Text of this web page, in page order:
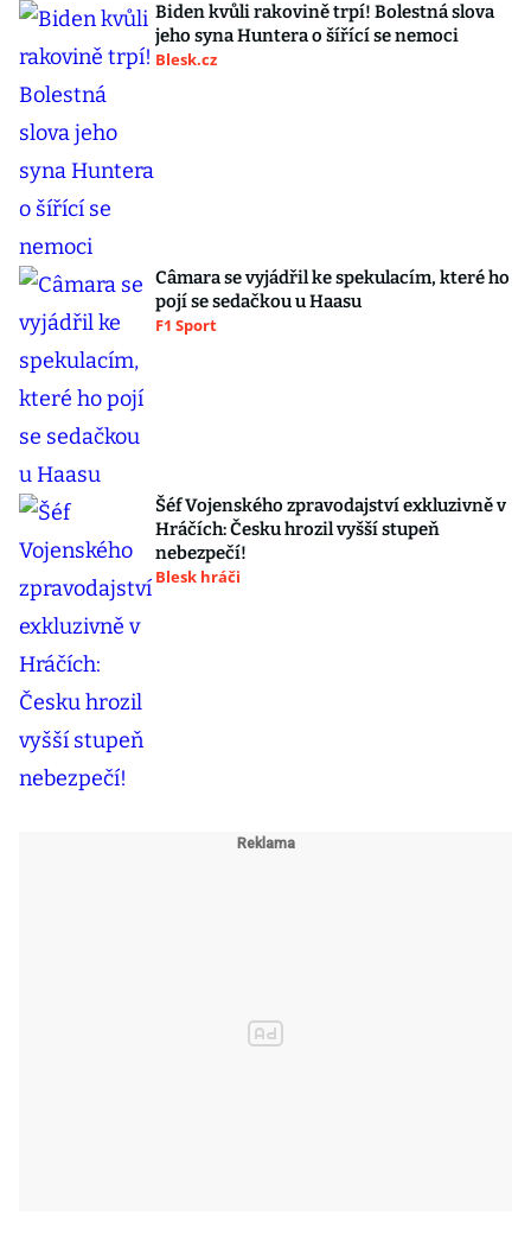
Biden kvůli rakovině trpí! Bolestná slova
jeho syna Huntera o šířící se nemoci
Blesk.cz
Câmara se vyjádřil ke spekulacím, které ho
pojí se sedačkou u Haasu
F1 Sport
Šéf Vojenského zpravodajství exkluzivně v
Hráčích: Česku hrozil vyšší stupeň
nebezpečí!
Blesk hráči